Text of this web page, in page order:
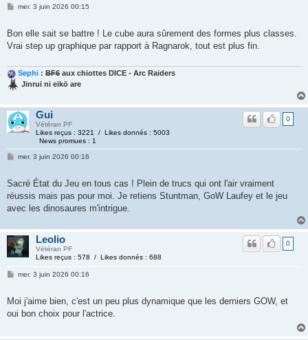
mer. 3 juin 2026 00:15
Bon elle sait se battre ! Le cube aura sûrement des formes plus classes.
Vrai step up graphique par rapport à Ragnarok, tout est plus fin.
Sephi : BF6 aux chiottes DICE - Arc Raiders
Jinrui ni eikō are
Gui
Vétéran PF
Likes reçus : 3221 / Likes donnés : 5003
News promues : 1
0
mer. 3 juin 2026 00:16
Sacré État du Jeu en tous cas ! Plein de trucs qui ont l'air vraiment
réussis mais pas pour moi. Je retiens Stuntman, GoW Laufey et le jeu
avec les dinosaures m'intrigue.
Leolio
Vétéran PF
Likes reçus : 578 / Likes donnés : 688
0
mer. 3 juin 2026 00:16
Moi j'aime bien, c'est un peu plus dynamique que les derniers GOW, et
oui bon choix pour l'actrice.